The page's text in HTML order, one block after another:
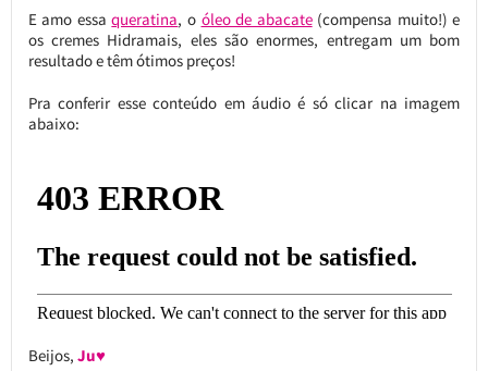
E amo essaqueratina, o óleo de abacate(compensa muito!) e
os cremes Hidramais, eles são enormes, entregam um bom
resultado e têm ótimos preços!
Pra conferir esse conteúdo em áudio é só clicar na imagem
abaixo:
Beijos, Ju♥